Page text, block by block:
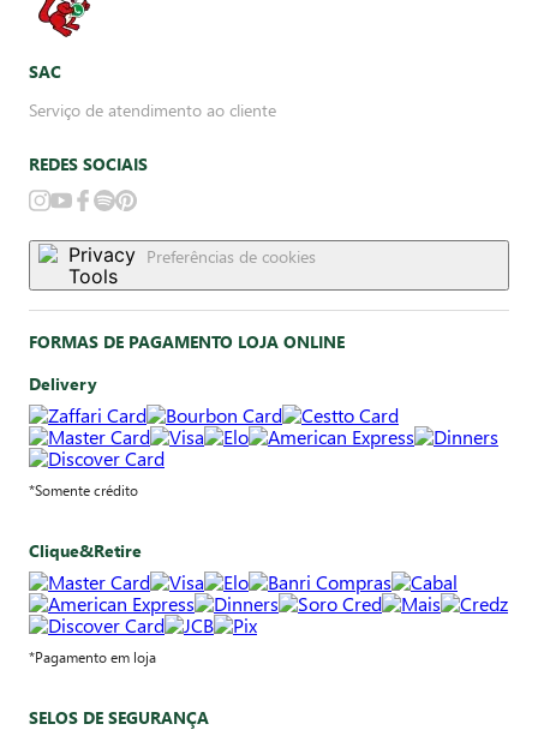
SAC
Serviço de atendimento ao cliente
REDES SOCIAIS
Preferências de cookies
FORMAS DE PAGAMENTO LOJA ONLINE
Delivery
*Somente crédito
Clique&Retire
*Pagamento em loja
SELOS DE SEGURANÇA